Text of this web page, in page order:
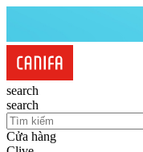
search
search
Cửa hàng